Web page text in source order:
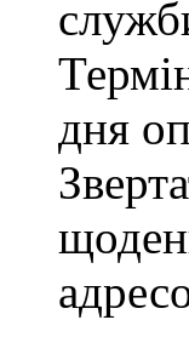
дня